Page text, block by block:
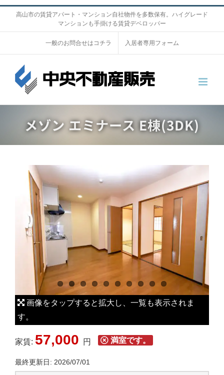
p
高山市の賃貸アパート・マンション自社物件を多数保有。ハイグレード
マンションも手掛ける賃貸デベロッパー
一般のお問合せはコチラ 入居者専用フォーム
メゾン エミナース E棟(3DK)
r
m
a
e
画像をタップすると拡大し、一覧も表示されま
す。
家賃: 57,000 円 満室です。
最終更新日: 2026/07/01